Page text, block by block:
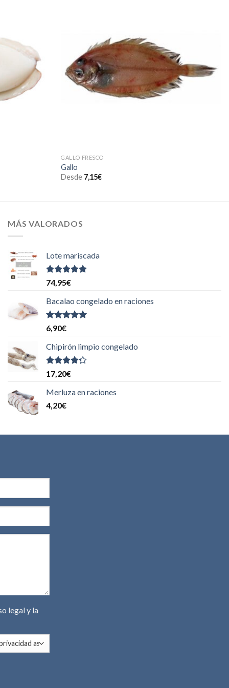
GALLO FRESCO
Gallo
Desde 7,15€
MÁS VALORADOS
Lote mariscada
Valorado
con
5
74,95€
Bacalao congelado en raciones
Valorado
con
5
6,90€
Chipirón limpio congelado
Valorado
con
de 5
17,20€
Merluza en raciones
4,20€
legaly la